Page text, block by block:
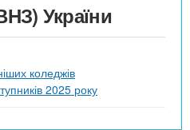
України
коледжів
2025 року